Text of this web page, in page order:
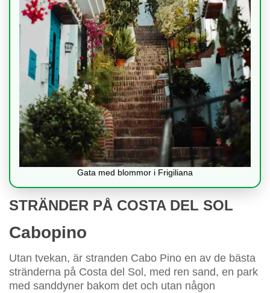
Gata med blommor i Frigiliana
STRÄNDER PÅ COSTA DEL SOL
Cabopino
Utan tvekan, är stranden Cabo Pino en av de bästa
stränderna på Costa del Sol, med ren sand, en park
med sanddyner bakom det och utan någon